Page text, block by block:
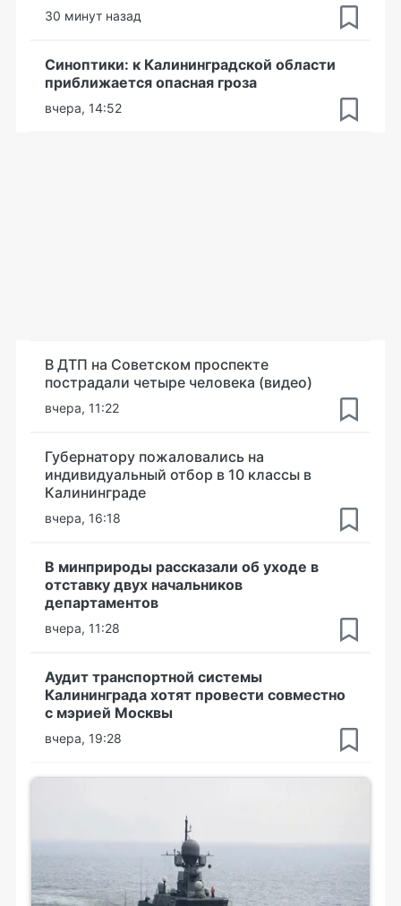
30 минут назад
Синоптики: к Калининградской области
приближается опасная гроза
вчера, 14:52
В ДТП на Советском проспекте
пострадали четыре человека (видео)
вчера, 11:22
Губернатору пожаловались на
индивидуальный отбор в 10 классы в
Калининграде
вчера, 16:18
В минприроды рассказали об уходе в
отставку двух начальников
департаментов
вчера, 11:28
Аудит транспортной системы
Калининграда хотят провести совместно
с мэрией Москвы
вчера, 19:28